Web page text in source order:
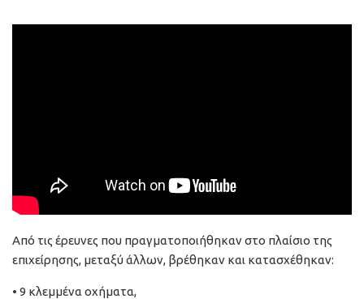
Από τις έρευνες που πραγματοποιήθηκαν στο πλαίσιο της
επιχείρησης, μεταξύ άλλων, βρέθηκαν και κατασχέθηκαν:
• 9 κλεμμένα οχήματα,